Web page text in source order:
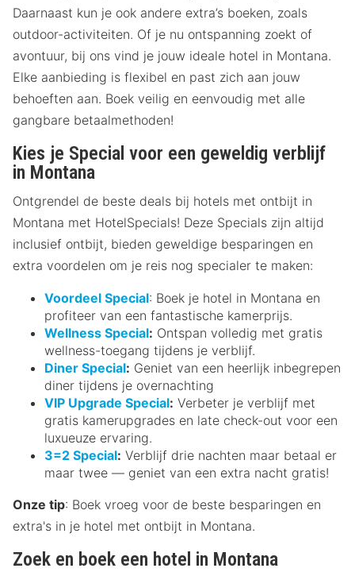
Daarnaast kun je ook andere extra’s boeken, zoals
outdoor-activiteiten. Of je nu ontspanning zoekt of
avontuur, bij ons vind je jouw ideale hotel in Montana.
Elke aanbieding is flexibel en past zich aan jouw
behoeften aan. Boek veilig en eenvoudig met alle
gangbare betaalmethoden!
Kies je Special voor een geweldig verblijf
in Montana
Ontgrendel de beste deals bij hotels met ontbijt in
Montana met HotelSpecials! Deze Specials zijn altijd
inclusief ontbijt, bieden geweldige besparingen en
extra voordelen om je reis nog specialer te maken:
Voordeel Special: Boek je hotel in Montana en
profiteer van een fantastische kamerprijs.
Wellness Special: Ontspan volledig met gratis
wellness-toegang tijdens je verblijf.
Diner Special: Geniet van een heerlijk inbegrepen
diner tijdens je overnachting
VIP Upgrade Special: Verbeter je verblijf met
gratis kamerupgrades en late check-out voor een
luxueuze ervaring.
3=2 Special: Verblijf drie nachten maar betaal er
maar twee — geniet van een extra nacht gratis!
Onze tip: Boek vroeg voor de beste besparingen en
extra's in je hotel met ontbijt in Montana.
Zoek en boek een hotel in Montana